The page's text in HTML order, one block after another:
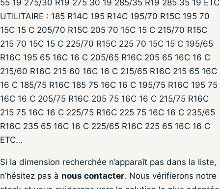
55 19 275/30 R19 275 30 19 285/35 R19 285 35 19 ETC
UTILITAIRE : 185 R14C 195 R14C 195/70 R15C 195 70
15C 15 C 205/70 R15C 205 70 15C 15 C 215/70 R15C
215 70 15C 15 C 225/70 R15C 225 70 15C 15 C 195/65
R16C 195 65 16C 16 C 205/65 R16C 205 65 16C 16 C
215/60 R16C 215 60 16C 16 C 215/65 R16C 215 65 16C
16 C 185/75 R16C 185 75 16C 16 C 195/75 R16C 195 75
16C 16 C 205/75 R16C 205 75 16C 16 C 215/75 R16C
215 75 16C 16 C 225/75 R16C 225 75 16C 16 C 235/65
R16C 235 65 16C 16 C 225/65 R16C 225 65 16C 16 C
ETC…
Si la dimension recherchée n’apparaît pas dans la liste,
n’hésitez pas à nous contacter. Nous vérifierons notre